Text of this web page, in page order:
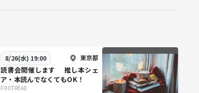
8/26(水) 19:00 東京都
読書会開催します 推し本シェ
ア・本読んでなくてもOK！
FOOTREAD